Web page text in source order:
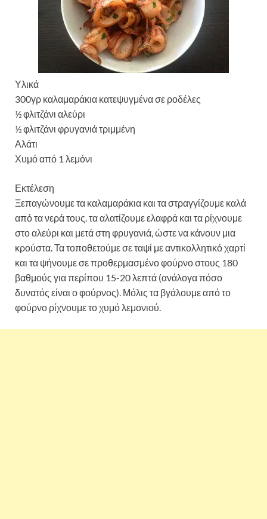
Υλικά
300γρ καλαμαράκια κατεψυγμένα σε ροδέλες
½ φλιτζάνι αλεύρι
½ φλιτζάνι φρυγανιά τριμμένη
Αλάτι
Χυμό από 1 λεμόνι
Εκτέλεση
Ξεπαγώνουμε τα καλαμαράκια και τα στραγγίζουμε καλά
από τα νερά τους. τα αλατίζουμε ελαφρά και τα ρίχνουμε
στο αλεύρι και μετά στη φρυγανιά, ώστε να κάνουν μια
κρούστα. Τα τοποθετούμε σε ταψί με αντικολλητικό χαρτί
και τα ψήνουμε σε προθερμασμένο φούρνο στους 180
βαθμούς για περίπου 15-20 λεπτά (ανάλογα πόσο
δυνατός είναι ο φούρνος). Μόλις τα βγάλουμε από το
φούρνο ρίχνουμε το χυμό λεμονιού.